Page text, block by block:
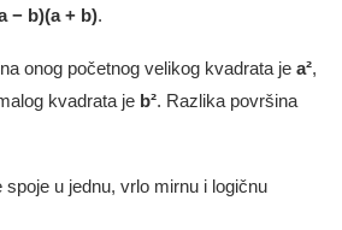
− b)(a + b).
onog početnog velikog kvadrata je a²,
kvadrata je b². Razlika površina
spoje u jednu, vrlo mirnu i logičnu